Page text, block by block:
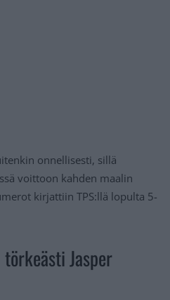
onnellisesti, sillä
voittoon kahden maalin
kirjattiin TPS:llä lopulta 5-
Jasper